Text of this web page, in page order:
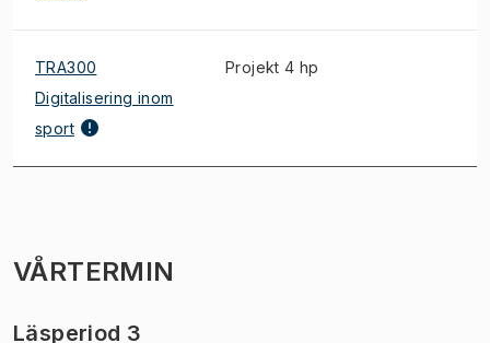
TRA300
Digitalisering inom
sport
Projekt 4 hp
VÅRTERMIN
Läsperiod 3